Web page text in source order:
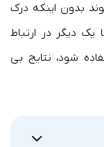
بدون اینکه درک
دیگر در ارتباط
شود، نتایج بی